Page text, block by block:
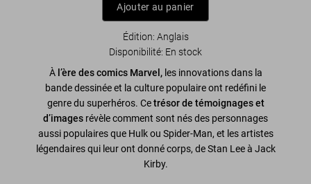
Ajouter au panier
Édition: Anglais
Disponibilité: En stock
À l’ère des comics Marvel,les innovations dans la
bande dessinée et la culture populaire ont redéfini le
genre du superhéros. Cetrésor de témoignages et
d’images révèle comment sont nés des personnages
aussi populaires que Hulk ou Spider-Man, et les artistes
légendaires qui leur ont donné corps, de Stan Lee à Jack
Kirby.